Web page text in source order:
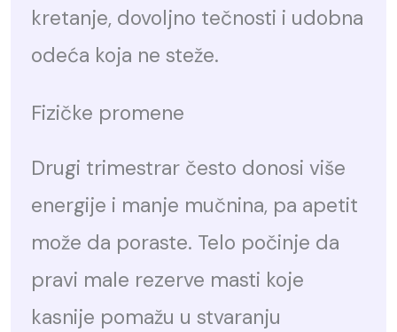
kretanje, dovoljno tečnosti i udobna
odeća koja ne steže.
Fizičke promene
Drugi trimestrar često donosi više
energije i manje mučnina, pa apetit
može da poraste. Telo počinje da
pravi male rezerve masti koje
kasnije pomažu u stvaranju